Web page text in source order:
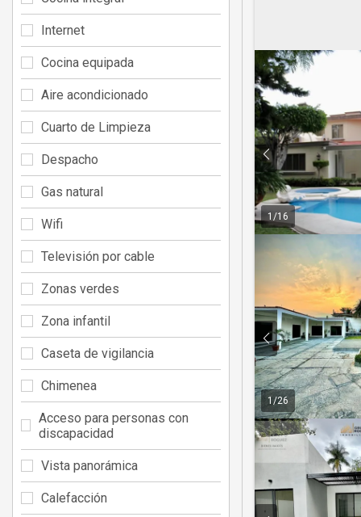
1 /16
1 /26
Internet
Cocina equipada
Aire acondicionado
Cuarto de Limpieza
Despacho
Gas natural
Wifi
Televisión por cable
Zonas verdes
Zona infantil
Caseta de vigilancia
Chimenea
Acceso para personas con
discapacidad
Vista panorámica
Calefacción